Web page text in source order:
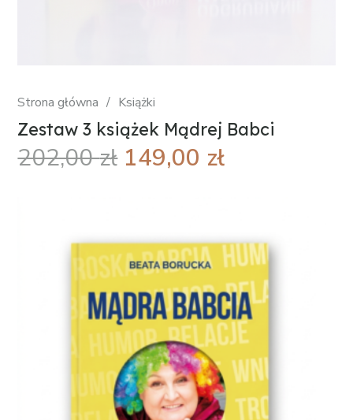
Strona główna / Książki
Zestaw 3 książek Mądrej Babci
202,00zł Pierwotna
cena
149,00 złAktualna